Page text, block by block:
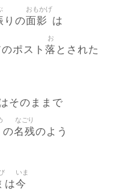
りの面影
おもかげ
は
ポスト 落
お
とされた
そのままで
の名残
なごり
のよう
は今
いま